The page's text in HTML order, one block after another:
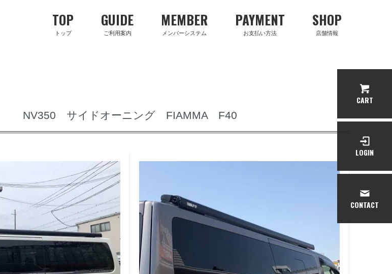
TOP
トップ
GUIDE
ご利用案内
MEMBER
メンバーシステム
PAYMENT
お支払い方法
SHOP
店舗情報
NV350 サイドオーニング FIAMMA F40
CART
LOGIN
CONTACT